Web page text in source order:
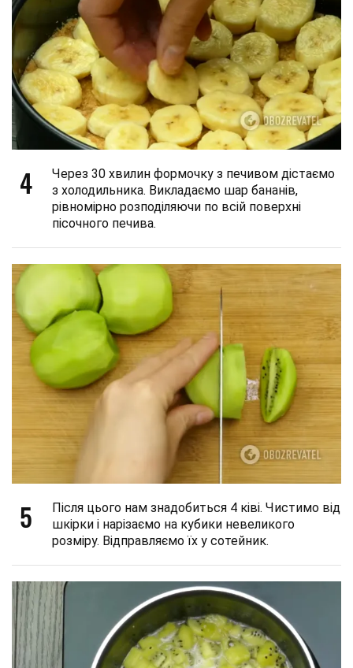
4
Через 30 хвилин формочку з печивом дістаємо
з холодильника. Викладаємо шар бананів,
рівномірно розподіляючи по всій поверхні
пісочного печива.
5
Після цього нам знадобиться 4 ківі. Чистимо від
шкірки і нарізаємо на кубики невеликого
розміру. Відправляємо їх у сотейник.